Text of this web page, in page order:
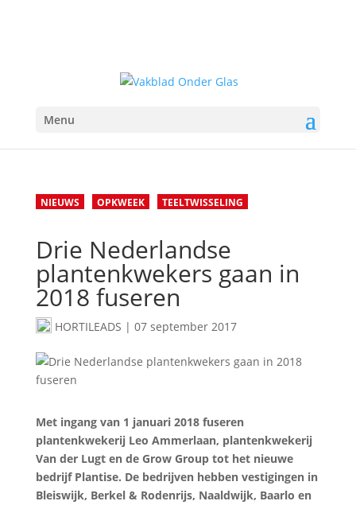
Menu
NIEUWS OPKWEEK TEELTWISSELING
Drie Nederlandse
plantenkwekers gaan in
2018 fuseren
HORTILEADS | 07 september 2017
Met ingang van 1 januari 2018 fuseren
plantenkwekerij Leo Ammerlaan, plantenkwekerij
Van der Lugt en de Grow Group tot het nieuwe
bedrijf Plantise. De bedrijven hebben vestigingen in
Bleiswijk, Berkel & Rodenrijs, Naaldwijk, Baarlo en